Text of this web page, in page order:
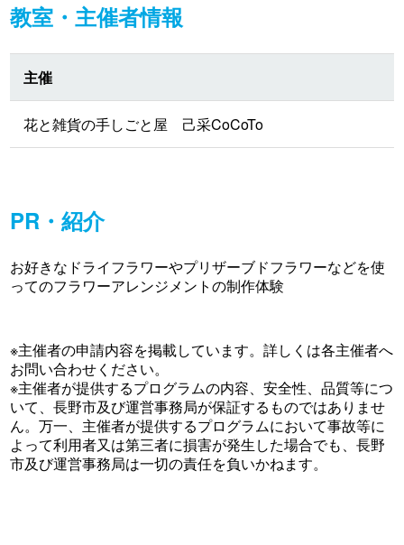
教室・主催者情報
主催
花と雑貨の手しごと屋 己采CoCoTo
PR・紹介
お好きなドライフラワーやプリザーブドフラワーなどを使
ってのフラワーアレンジメントの制作体験
※主催者の申請内容を掲載しています。詳しくは各主催者へ
お問い合わせください。
※主催者が提供するプログラムの内容、安全性、品質等につ
いて、長野市及び運営事務局が保証するものではありませ
ん。万一、主催者が提供するプログラムにおいて事故等に
よって利用者又は第三者に損害が発生した場合でも、長野
市及び運営事務局は一切の責任を負いかねます。